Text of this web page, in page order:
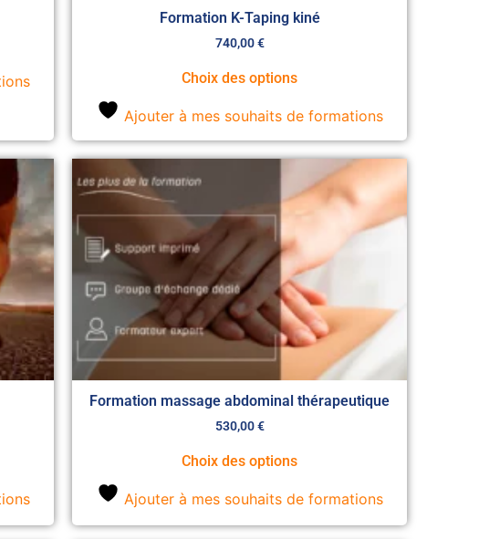
Formation K-Taping kiné
740,00€
Choix des options
Ajouter à mes souhaits de formations
Formation massage abdominal thérapeutique
530,00€
Choix des options
Ajouter à mes souhaits de formations